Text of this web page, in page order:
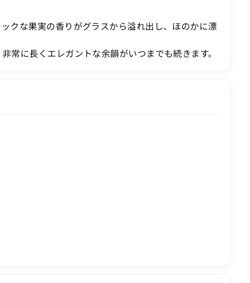
クな果実の香りがグラスから溢れ出し、ほのかに漂
常に長くエレガントな余韻がいつまでも続きます。